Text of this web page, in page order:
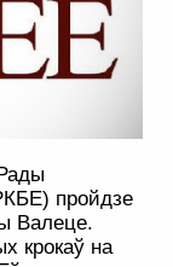
пройдзе
Валеце.
крокаў на